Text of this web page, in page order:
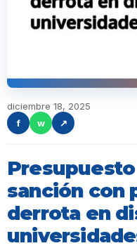
diciembre 18, 2025
f
w ↗
sanción con
derrota en